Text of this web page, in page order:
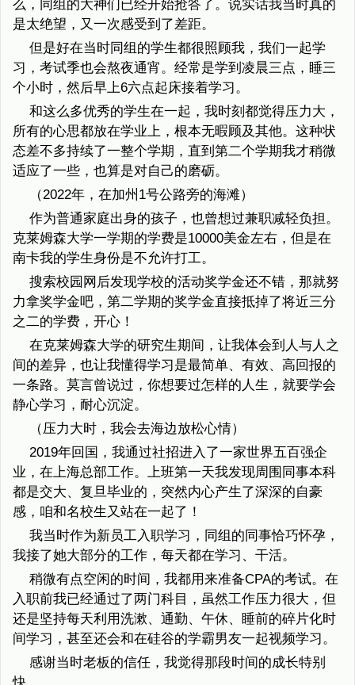
么，同组的大神们已经开始抢答了。说实话我当时真的
是太绝望，又一次感受到了差距。
但是好在当时同组的学生都很照顾我，我们一起学
习，考试季也会熬夜通宵。经常是学到凌晨三点，睡三
个小时，然后早上6六点起床接着学习。
和这么多优秀的学生在一起，我时刻都觉得压力大，
所有的心思都放在学业上，根本无暇顾及其他。这种状
态差不多持续了一整个学期，直到第二个学期我才稍微
适应了一些，也算是对自己的磨砺。
（2022年，在加州1号公路旁的海滩）
作为普通家庭出身的孩子，也曾想过兼职减轻负担。
克莱姆森大学一学期的学费是10000美金左右，但是在
南卡我的学生身份是不允许打工。
搜索校园网后发现学校的活动奖学金还不错，那就努
力拿奖学金吧，第二学期的奖学金直接抵掉了将近三分
之二的学费，开心！
在克莱姆森大学的研究生期间，让我体会到人与人之
间的差异，也让我懂得学习是最简单、有效、高回报的
一条路。莫言曾说过，你想要过怎样的人生，就要学会
静心学习，耐心沉淀。
（压力大时，我会去海边放松心情）
2019年回国，我通过社招进入了一家世界五百强企
业，在上海总部工作。上班第一天我发现周围同事本科
都是交大、复旦毕业的，突然内心产生了深深的自豪
感，咱和名校生又站在一起了！
我当时作为新员工入职学习，同组的同事恰巧怀孕，
我接了她大部分的工作，每天都在学习、干活。
稍微有点空闲的时间，我都用来准备CPA的考试。在
入职前我已经通过了两门科目，虽然工作压力很大，但
还是坚持每天利用洗漱、通勤、午休、睡前的碎片化时
间学习，甚至还会和在硅谷的学霸男友一起视频学习。
感谢当时老板的信任，我觉得那段时间的成长特别